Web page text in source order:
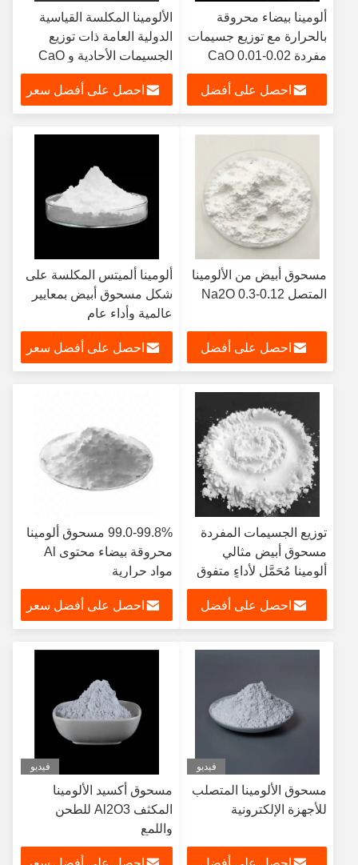
ألومينا بيضاء محروقة
بالحرارة مع توزيع جسيمات
مفردة CaO 0.01-0.02
احصل على أفضل
الألومينا المكلسة القياسية
الدولية العامة ذات توزيع
الجسيمات الأحادية و CaO
0.01-0.02
احصل على أفضل سعر
مسحوق أبيض من الألومينا
المتصل 0.12-0.3 Na2O
احصل على أفضل
ألومينا ألميتس المكلسة على
شكل مسحوق أبيض بمعايير
عالمية وأداء عام
احصل على أفضل سعر
توزيع الجسيمات المفردة
مسحوق أبيض مثالي
ألومينا مُحَمَّل لأداءٍ متفوق
احصل على أفضل
99.0-99.8% مسحوق ألومينا
محروقة بيضاء محتوى Al
مواد حرارية
احصل على أفضل سعر
فيديو
مسحوق الألومينا المتصلب
للأجهزة الإلكترونية
فيديو
مسحوق أكسيد الألومينا
المكثف Al2O3 للطحن
واللمع